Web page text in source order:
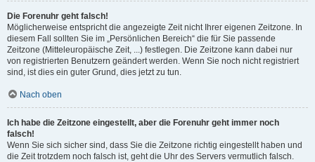
Die Forenuhr geht falsch!
Möglicherweise entspricht die angezeigte Zeit nicht Ihrer eigenen Zeitzone. In
diesem Fall sollten Sie im „Persönlichen Bereich“ die für Sie passende
Zeitzone (Mitteleuropäische Zeit, ...) festlegen. Die Zeitzone kann dabei nur
von registrierten Benutzern geändert werden. Wenn Sie noch nicht registriert
sind, ist dies ein guter Grund, dies jetzt zu tun.
Nach oben
Ich habe die Zeitzone eingestellt, aber die Forenuhr geht immer noch
falsch!
Wenn Sie sich sicher sind, dass Sie die Zeitzone richtig eingestellt haben und
die Zeit trotzdem noch falsch ist, geht die Uhr des Servers vermutlich falsch.